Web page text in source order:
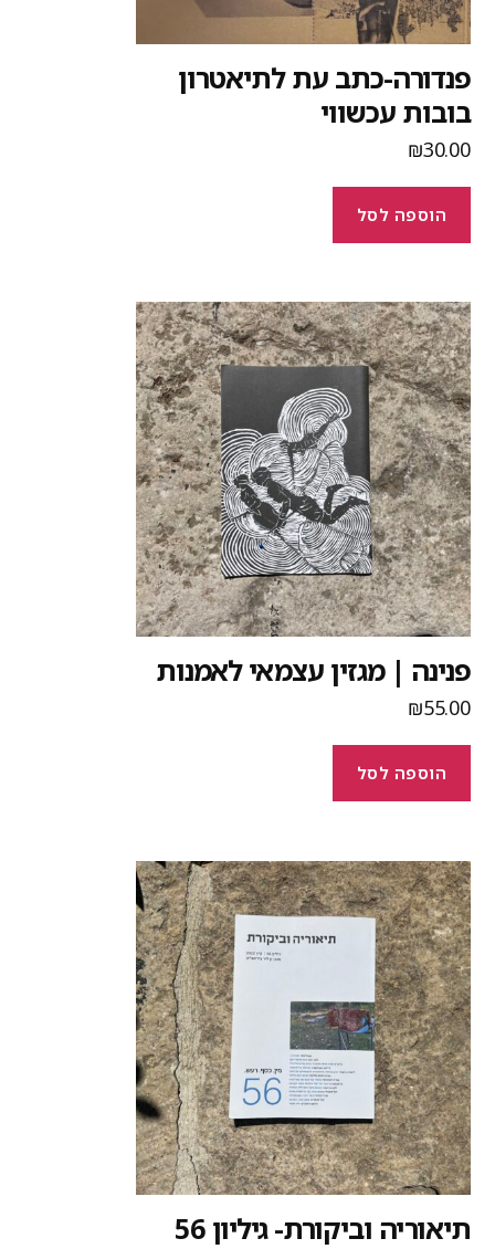
כתב עת לתיאטרון
עכשווי
₪
הוספה לסל
| מגזין עצמאי לאמנות
₪
הוספה לסל
וביקורת- גיליון 56